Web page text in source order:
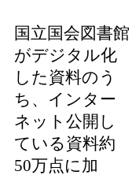
国立国会図書館
がデジタル化
した資料のう
ち、インター
ネット公開し
ている資料約
50万点に加